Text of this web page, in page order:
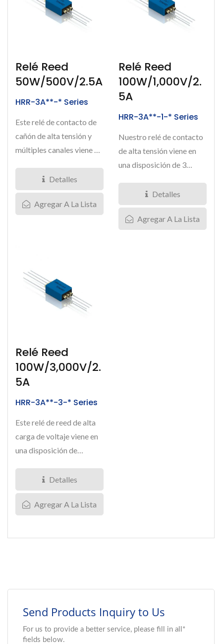
Relé Reed
50W/500V/2.5A
HRR-3A**-* Series
Este relé de contacto de
cañón de alta tensión y
múltiples canales viene en
Detalles
Agregar A La Lista
Relé Reed
100W/1,000V/2.
5A
HRR-3A**-1-* Series
Nuestro relé de contacto
de alta tensión viene en
una disposición de 3
Detalles
Agregar A La Lista
Relé Reed
100W/3,000V/2.
5A
HRR-3A**-3-* Series
Este relé de reed de alta
carga de voltaje viene en
una disposición de
Detalles
Agregar A La Lista